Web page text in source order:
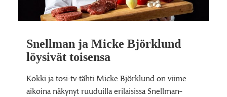
Snellman ja Micke Björklund
löysivät toisensa
Kokki ja tosi-tv-tähti Micke Björklund on viime
aikoina näkynyt ruuduilla erilaisissa Snellman-